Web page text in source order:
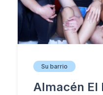
Su barrio
Almacén El